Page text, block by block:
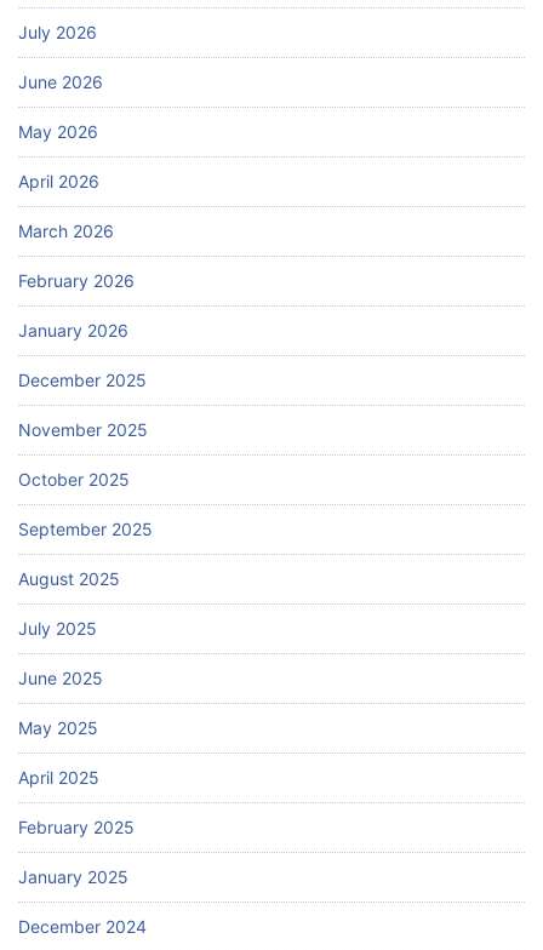
July 2026
June 2026
May 2026
April 2026
March 2026
February 2026
January 2026
December 2025
November 2025
October 2025
September 2025
August 2025
July 2025
June 2025
May 2025
April 2025
February 2025
January 2025
December 2024